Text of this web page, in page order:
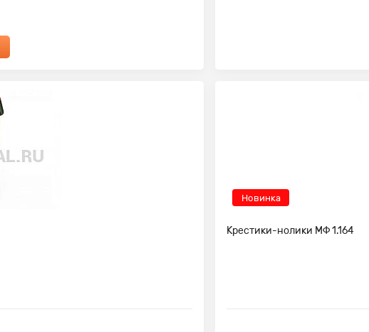
Новинка
Крестики-нолики МФ 1.164